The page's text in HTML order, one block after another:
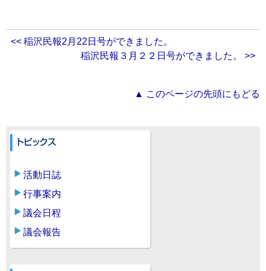
<< 稲沢民報2月22日号ができました。
稲沢民報３月２２日号ができました。 >>
▲ このページの先頭にもどる
活動日誌
行事案内
議会日程
議会報告